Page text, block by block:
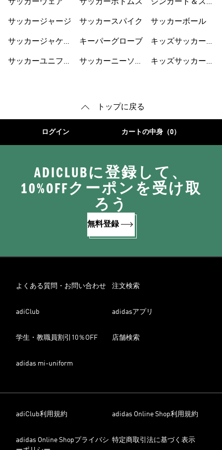
サッカーウェア
サッカージャージ
サッカージャケッ
サッカーユニフォ
サッカーボトムス
サッカースパイク
キーパーグローブ
サッカーニーソッ
シンガード＆スト
サッカーボール
キッズサッカーウ
キッズサッカーシ
トップに戻る
ログイン カートの中身（0）
ADICLUBに登録して、
10%OFFクーポンを受け取
ろう
無料登録
よくある質問・お問い合わせ 注文検索
adiClub adidasアプリ
学生・教職員割引10％OFF 店舗検索
adidas mi-uniform
adiClub利用規約 adidas Online Shop利用規約
adidas Online Shopプライバシ 特定商取引法に基づく表示